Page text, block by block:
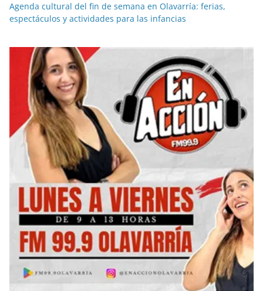
Agenda cultural del fin de semana en Olavarría: ferias,
espectáculos y actividades para las infancias